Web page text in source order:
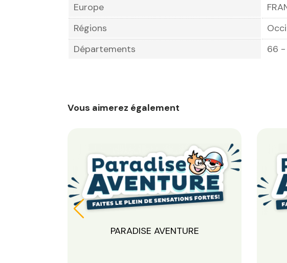
Europe
Régions
Départements
66 -
Vous aimerez également
PARADISE AVENTURE